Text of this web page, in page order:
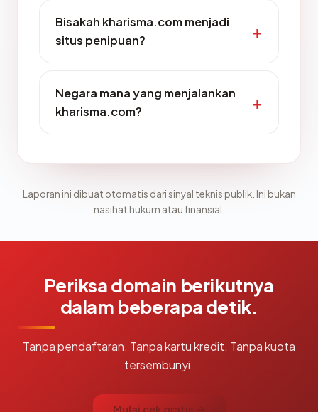
Bisakah kharisma.com menjadi
situs penipuan?
Negara mana yang menjalankan
kharisma.com?
Laporan ini dibuat otomatis dari sinyal teknis publik. Ini bukan
nasihat hukum atau finansial.
Periksa domain berikutnya
dalam beberapa detik.
Tanpa pendaftaran. Tanpa kartu kredit. Tanpa kuota
tersembunyi.
Mulai cek gratis →